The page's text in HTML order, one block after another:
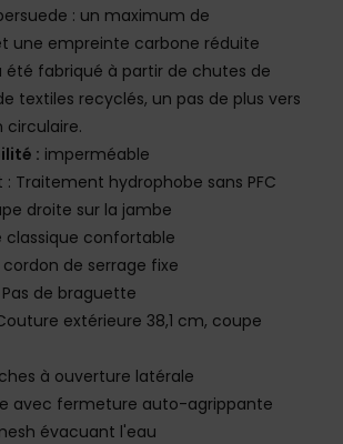
: un maximum de
une empreinte carbone réduite
été fabriqué à partir de chutes de
textiles recyclés, un pas de plus vers
circulaire.
: imperméable
Traitement hydrophobe sans PFC
droite sur la jambe
classique confortable
cordon de serrage fixe
Pas de braguette
extérieure 38,1 cm, coupe
à ouverture latérale
avec fermeture auto-agrippante
évacuant l'eau